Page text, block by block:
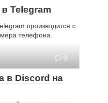
Telegram
производится с
телефона.
0
в Discord на